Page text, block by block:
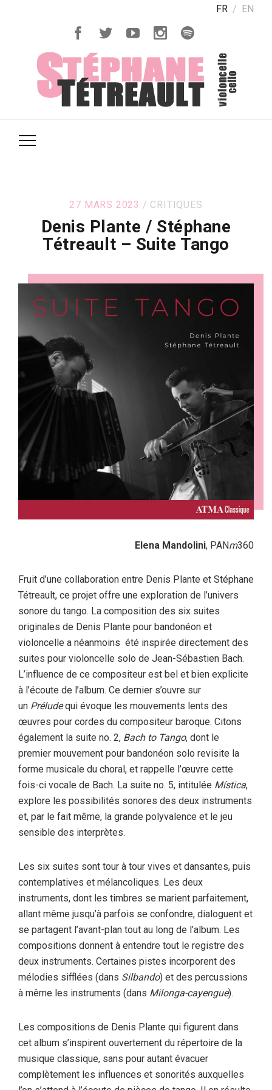
FR EN
27 MARS 2023 CRITIQUES
Denis Plante / Stéphane
Tétreault – Suite Tango
Elena Mandolini, PANm360
Fruit d’une collaboration entre Denis Plante et Stéphane
Tétreault, ce projet offre une exploration de l’univers
sonore du tango. La composition des six suites
originales de Denis Plante pour bandonéon et
violoncelle a néanmoins été inspirée directement des
suites pour violoncelle solo de Jean-Sébastien Bach.
L’influence de ce compositeur est bel et bien explicite
à l’écoute de l’album. Ce dernier s’ouvre sur
un Préludequi évoque les mouvements lents des
œuvres pour cordes du compositeur baroque. Citons
également la suite no. 2, Bach to Tango, dont le
premier mouvement pour bandonéon solo revisite la
forme musicale du choral, et rappelle l’œuvre cette
fois-ci vocale de Bach. La suite no. 5, intitulée Mística,
explore les possibilités sonores des deux instruments
et, par le fait même, la grande polyvalence et le jeu
sensible des interprètes.
Les six suites sont tour à tour vives et dansantes, puis
contemplatives et mélancoliques. Les deux
instruments, dont les timbres se marient parfaitement,
allant même jusqu’à parfois se confondre, dialoguent et
se partagent l’avant-plan tout au long de l’album. Les
compositions donnent à entendre tout le registre des
deux instruments. Certaines pistes incorporent des
mélodies sifflées (dans Silbando) et des percussions
à même les instruments (dans Milonga-cayengue).
Les compositions de Denis Plante qui figurent dans
cet album s’inspirent ouvertement du répertoire de la
musique classique, sans pour autant évacuer
complètement les influences et sonorités auxquelles